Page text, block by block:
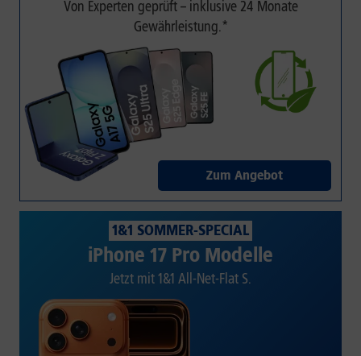
Von Experten geprüft – inklusive 24 Monate
Gewährleistung.*
Zum Angebot
1&1 SOMMER-SPECIAL
iPhone 17 Pro Modelle
Jetzt mit 1&1 All-Net-Flat S.